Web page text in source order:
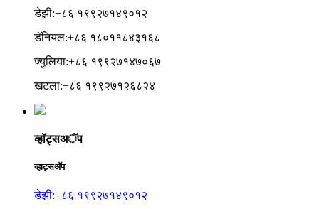
डेझी:+८६ १९९२७१४९०१२
डॅनियल:+८६ १८०११८४३१६८
ज्युलिया:+८६ १९९२७१४७०६७
खटला:+८६ १९९२७१२६८२४
व्हॉट्सअॅप
व्हाट्सअ‍ॅप
डेझी:+८६ १९९२७१४९०१२